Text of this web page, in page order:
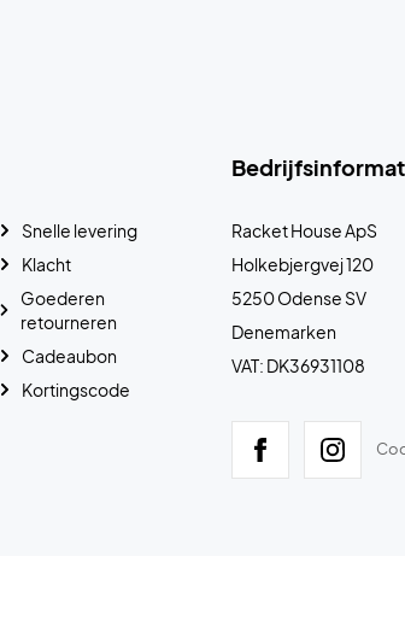
Racket House ApS
Holkebjergvej 120
5250 Odense SV
Denemarken
VAT: DK36931108
Snelle levering
Klacht
Goederen
retourneren
Cadeaubon
Kortingscode